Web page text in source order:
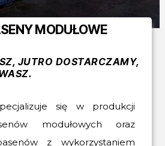
MODUŁOWE
JUTRO DOSTARCZAMY,
się w produkcji
modułowych oraz
z wykorzystaniem